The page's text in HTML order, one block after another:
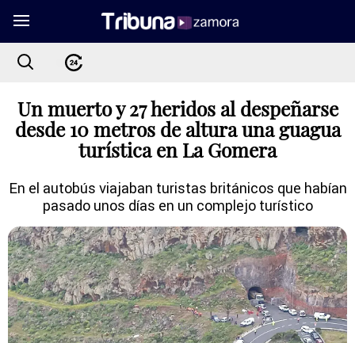
Un muerto y 27 heridos al despeñarse
desde 10 metros de altura una guagua
turística en La Gomera
En el autobús viajaban turistas británicos que habían
pasado unos días en un complejo turístico